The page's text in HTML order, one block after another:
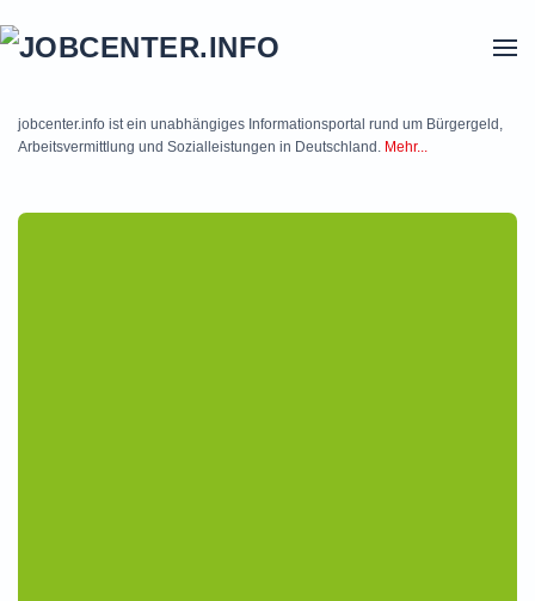
jobcenter.info ist ein unabhängiges Informationsportal rund um Bürgergeld,
Arbeitsvermittlung und Sozialleistungen in Deutschland. Mehr...